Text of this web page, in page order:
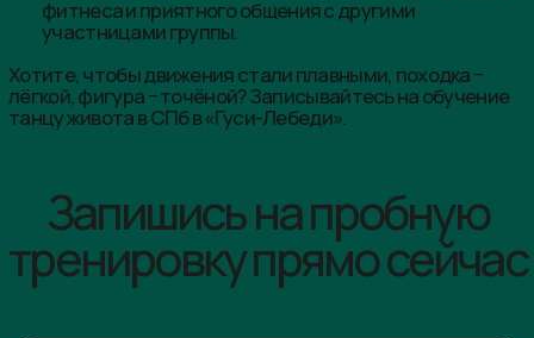
ЗАПИСАТЬСЯ
Base